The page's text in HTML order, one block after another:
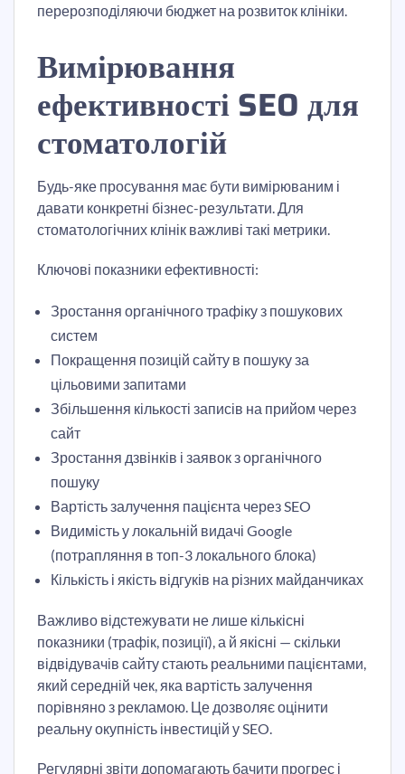
перерозподіляючи бюджет на розвиток клініки.
Вимірювання
ефективності SEO для
стоматологій
Будь-яке просування має бути вимірюваним і
давати конкретні бізнес-результати. Для
стоматологічних клінік важливі такі метрики.
Ключові показники ефективності:
Зростання органічного трафіку з пошукових
систем
Покращення позицій сайту в пошуку за
цільовими запитами
Збільшення кількості записів на прийом через
сайт
Зростання дзвінків і заявок з органічного
пошуку
Вартість залучення пацієнта через SEO
Видимість у локальній видачі Google
(потрапляння в топ-3 локального блока)
Кількість і якість відгуків на різних майданчиках
Важливо відстежувати не лише кількісні
показники (трафік, позиції), а й якісні — скільки
відвідувачів сайту стають реальними пацієнтами,
який середній чек, яка вартість залучення
порівняно з рекламою. Це дозволяє оцінити
реальну окупність інвестицій у SEO.
Регулярні звіти допомагають бачити прогрес і